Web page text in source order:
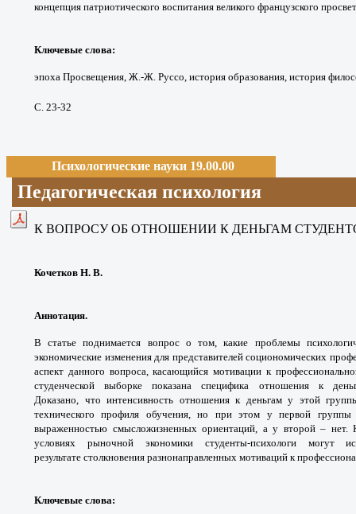
концепция патриотического воспитания великого французского
Ключевые слова:
эпоха Просвещения, Ж.-Ж. Руссо, история образования, история
С. 23-32
Психологические науки 19.00.00
Педагогическая психология
К ВОПРОСУ ОБ ОТНОШЕНИИ К ДЕНЬГАМ
Кочетков Н. В.
Аннотация.
В статье поднимается вопрос о том,какие проблемы
экономические изменения для представителей социономических
аспект данного вопроса, касающийся мотивациик
студенческой выборкепоказана специфика отношения к
Доказано, что интенсивность отношения к деньгаму этой
технического профиля обучения,но при этом у первой
выраженностью смысложизненных ориентаций, а у второй – нет.
условиях рыночной экономики студенты-психологи могут
результате столкновения разнонаправленных мотиваций к
Ключевые слова: